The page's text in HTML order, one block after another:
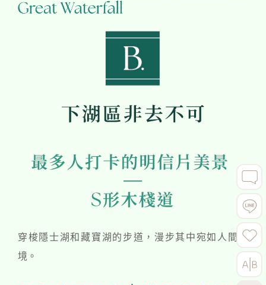
穿梭隱士湖和藏寶湖的步道，漫步其中宛如人間仙
境。